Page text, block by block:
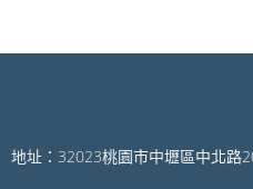
地址：32023桃園市中壢區中北路